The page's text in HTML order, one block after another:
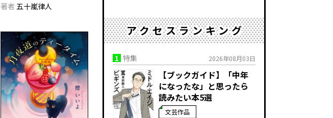
著者 五十嵐律人
アクセスランキング
1 特集 2026年08月03日
【ブックガイド】「中年
になったな」と思ったら
読みたい本5選
文芸作品